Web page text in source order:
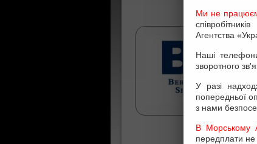
Ми не
Агентства
Наші
зворотного
У разі
попередньої
з нами
В Морському
передплати не